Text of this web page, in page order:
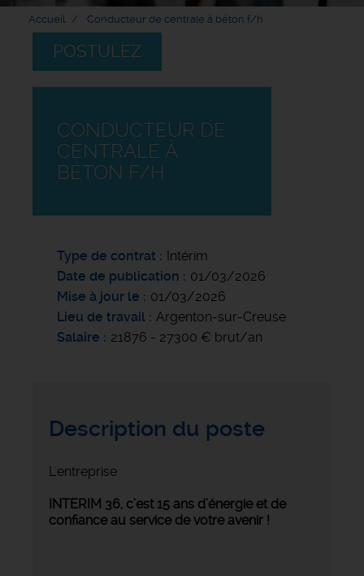
Accueil Conducteur de centrale à béton f/h
POSTULEZ
CONDUCTEUR DE
CENTRALE À
BÉTON F/H
Type de contrat
Intérim
Date de publication
01/03/2026
Mise à jour le
01/03/2026
Lieu de travail
Argenton-sur-Creuse
Salaire
21876 - 27300 € brut/an
Description du poste
L'entreprise
INTERIM 36, c’est 15 ans d’énergie et de
confiance au service de votre avenir !